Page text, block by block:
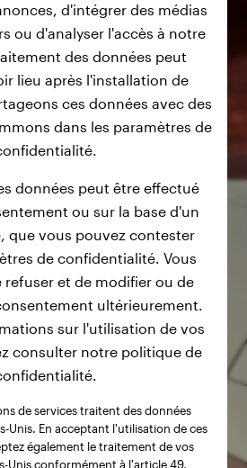
d'intégrer des médias
ou d'analyser l'accès à notre
des données peut
lieu après l'installation de
ces données avec des
dans les paramètres de
données peut être effectué
ou sur la base d'un
que vous pouvez contester
de confidentialité. Vous
refuser et de modifier ou de
ultérieurement.
sur l'utilisation de vos
consulter notre politique de
de services traitent des données
Unis. En acceptant l'utilisation de ces
également le traitement de vos
Unis conformément à l'article 49,